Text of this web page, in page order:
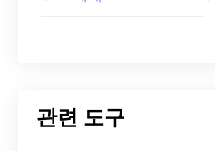
관련 도구